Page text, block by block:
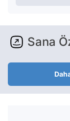
Sana